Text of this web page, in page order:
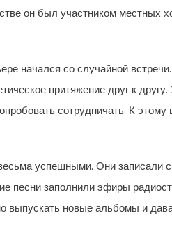
он был участником местных
начался со случайной
притяжение друг к
сотрудничать. К
успешными. Они записали
песни заполнили эфиры
выпускать новые альбомы и